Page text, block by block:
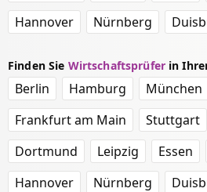
Hannover
Nürnberg
Finden Sie Wirtschaftsprüferin
Berlin Hamburg München
Frankfurt am Main
Stuttgart
Dortmund
Leipzig Essen
Hannover
Nürnberg